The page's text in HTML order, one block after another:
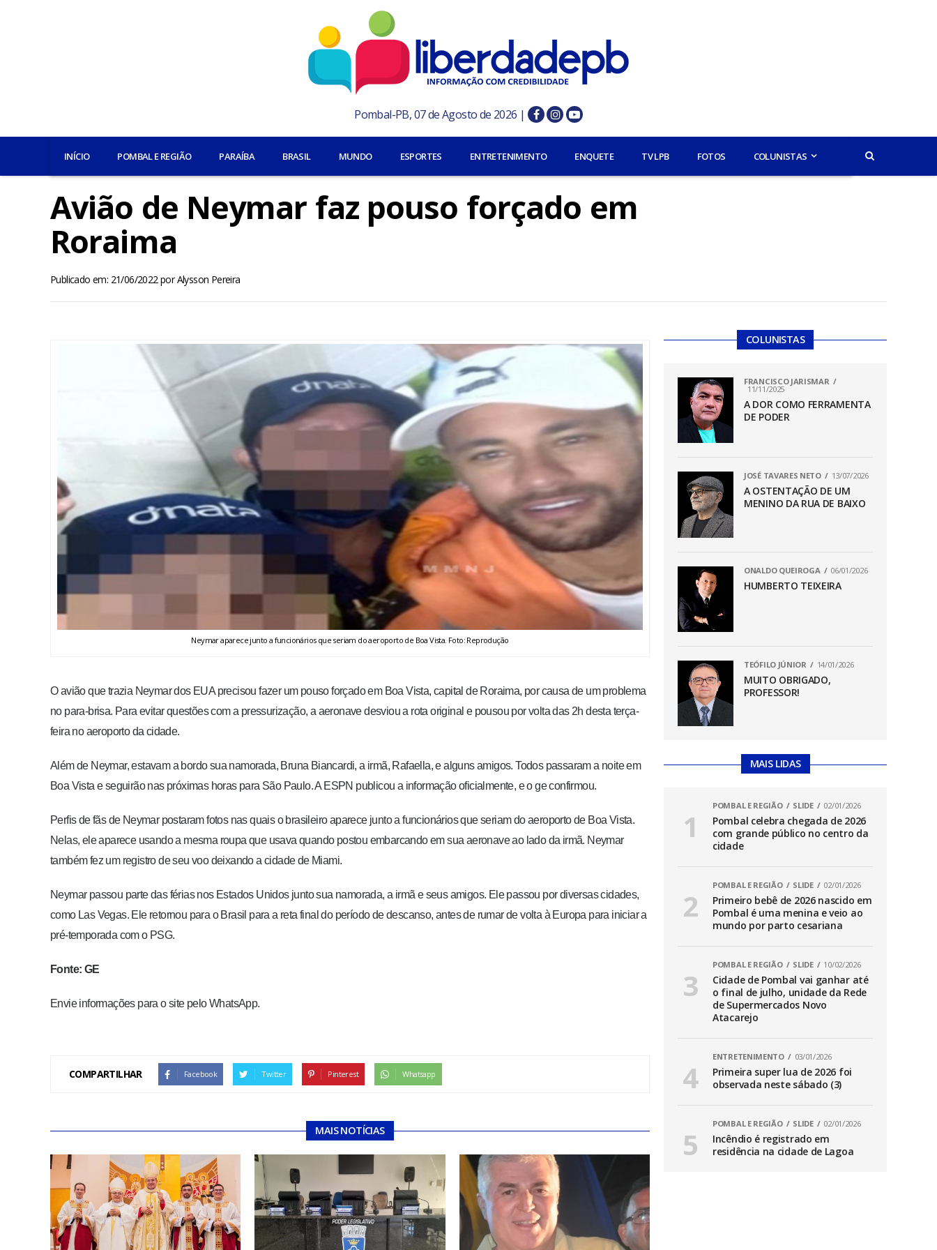
Pombal-PB, 07 de Agosto de 2026 |
INÍCIO POMBAL E REGIÃO PARAÍBA BRASIL MUNDO ESPORTES ENTRETENIMENTO ENQUETE TV LPB FOTOS COLUNISTAS
Avião de Neymar faz pouso forçado em
Roraima
Publicado em: 21/06/2022porAlysson Pereira
Neymar aparece junto a funcionários que seriam do aeroporto de Boa Vista. Foto: Reprodução
O avião que trazia Neymar dos EUA precisou fazer um pouso forçado em Boa Vista, capital de Roraima, por causa de um problema
no para-brisa. Para evitar questões com a pressurização, a aeronave desviou a rota original e pousou por volta das 2h desta terça-
feira no aeroporto da cidade.
Além de Neymar, estavam a bordo sua namorada, Bruna Biancardi, a irmã, Rafaella, e alguns amigos. Todos passaram a noite em
Boa Vista e seguirão nas próximas horas para São Paulo. A ESPN publicou a informação oficialmente, e o ge confirmou.
Perfis de fãs de Neymar postaram fotos nas quais o brasileiro aparece junto a funcionários que seriam do aeroporto de Boa Vista.
Nelas, ele aparece usando a mesma roupa que usava quando postou embarcando em sua aeronave ao lado da irmã. Neymar
também fez um registro de seu voo deixando a cidade de Miami.
Neymar passou parte das férias nos Estados Unidos junto sua namorada, a irmã e seus amigos. Ele passou por diversas cidades,
como Las Vegas. Ele retornou para o Brasil para a reta final do período de descanso, antes de rumar de volta à Europa para iniciar a
pré-temporada com o PSG.
Fonte: GE
Envie informações para o site pelo WhatsApp.
COMPARTILHAR Facebook Twitter Pinterest Whatsapp
MAIS NOTÍCIAS
COLUNISTAS
FRANCISCO JARISMAR
11/11/2025
A DOR COMO FERRAMENTA
DE PODER
JOSÉ TAVARES NETO 13/07/2026
A OSTENTAÇÃO DE UM
MENINO DA RUA DE BAIXO
ONALDO QUEIROGA 06/01/2026
HUMBERTO TEIXEIRA
TEÓFILO JÚNIOR 14/01/2026
MUITO OBRIGADO,
PROFESSOR!
MAIS LIDAS
POMBAL E REGIÃO SLIDE 02/01/2026
Pombal celebra chegada de 2026
com grande público no centro da
cidade
POMBAL E REGIÃO SLIDE 02/01/2026
Primeiro bebê de 2026 nascido em
Pombal é uma menina e veio ao
mundo por parto cesariana
POMBAL E REGIÃO SLIDE 10/02/2026
Cidade de Pombal vai ganhar até
o final de julho, unidade da Rede
de Supermercados Novo
Atacarejo
ENTRETENIMENTO 03/01/2026
Primeira super lua de 2026 foi
observada neste sábado (3)
POMBAL E REGIÃO SLIDE 02/01/2026
Incêndio é registrado em
residência na cidade de Lagoa